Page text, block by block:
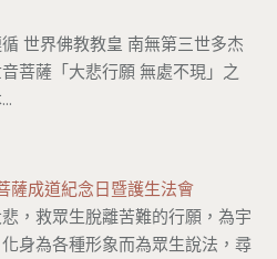
世界佛教教皇 南無第三世多杰
菩薩「大悲行願 無處不現」之
薩成道紀念日暨護生法會
，救眾生脫離苦難的行願，為宇
身為各種形象而為眾生說法，尋